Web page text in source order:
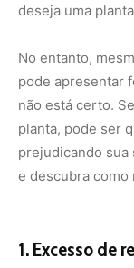
deseja uma
No entanto,
pode apresentar
não está certo.
planta, pode ser
prejudicando sua
e descubra
1. Excesso de